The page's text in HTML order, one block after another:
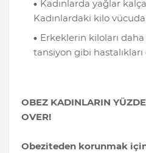
Kadınlarda yağlar
Kadınlardaki kilo
Erkeklerin kiloları
tansiyon gibi hastalıkları
OBEZ KADINLARIN
OVER!
Obeziteden korunmak